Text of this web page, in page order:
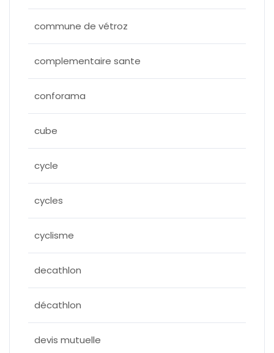
commune de vétroz
complementaire sante
conforama
cube
cycle
cycles
cyclisme
decathlon
décathlon
devis mutuelle